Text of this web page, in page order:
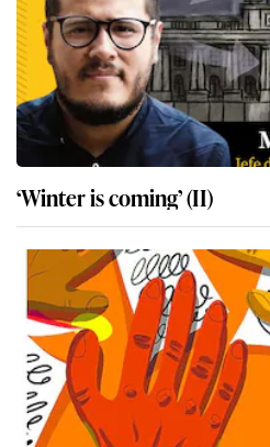
‘Winter is coming’ (II)